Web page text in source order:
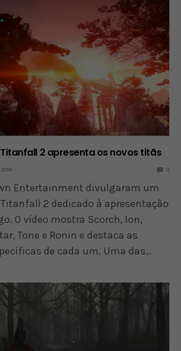
2 apresenta os novos titãs
0
Entertainment divulgaram um
2 dedicado à apresentação
O vídeo mostra Scorch, Ion,
Tone e Ronin e destaca as
de cada um. Uma das…